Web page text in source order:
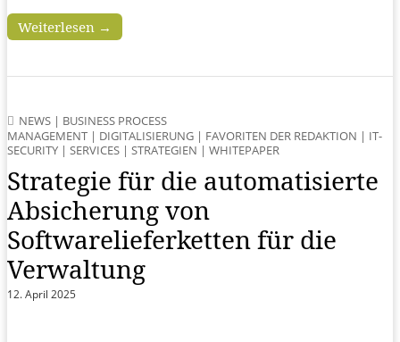
Weiterlesen →
NEWS | BUSINESS PROCESS
MANAGEMENT | DIGITALISIERUNG | FAVORITEN DER REDAKTION | IT-
SECURITY | SERVICES | STRATEGIEN | WHITEPAPER
Strategie für die automatisierte
Absicherung von
Softwarelieferketten für die
Verwaltung
12. April 2025